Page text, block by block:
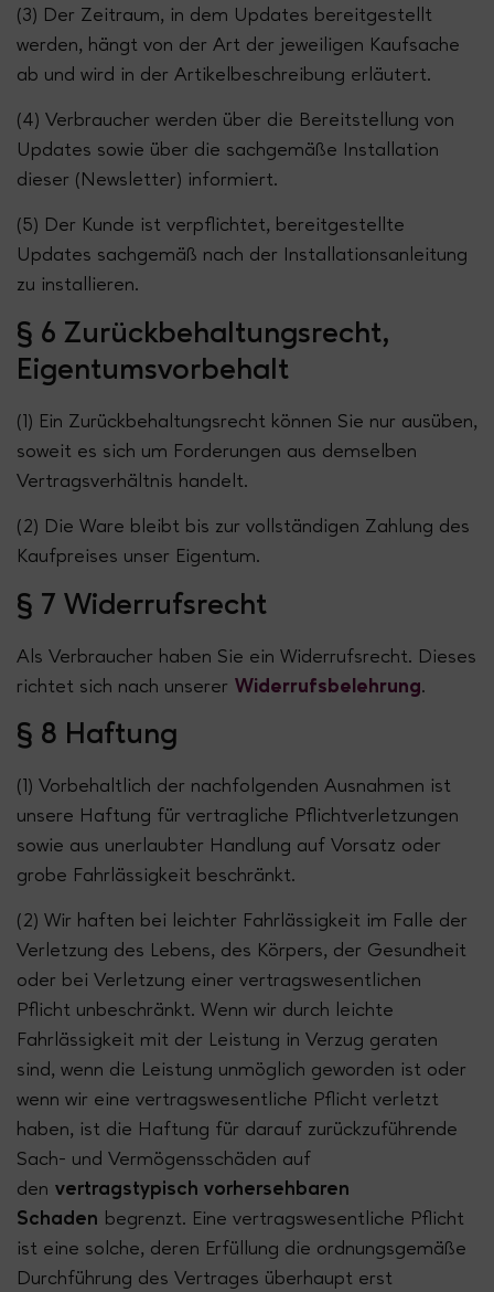
(3) Der Zeitraum, in dem Updates bereitgestellt
werden, hängt von der Art der jeweiligen Kaufsache
ab und wird in der Artikelbeschreibung erläutert.
(4) Verbraucher werden über die Bereitstellung von
Updates sowie über die sachgemäße Installation
dieser (Newsletter) informiert.
(5) Der Kunde ist verpflichtet, bereitgestellte
Updates sachgemäß nach der Installationsanleitung
zu installieren.
§ 6 Zurückbehaltungsrecht,
Eigentumsvorbehalt
(1) Ein Zurückbehaltungsrecht können Sie nur ausüben,
soweit es sich um Forderungen aus demselben
Vertragsverhältnis handelt.
(2) Die Ware bleibt bis zur vollständigen Zahlung des
Kaufpreises unser Eigentum.
§ 7 Widerrufsrecht
Als Verbraucher haben Sie ein Widerrufsrecht. Dieses
richtet sich nach unserer Widerrufsbelehrung.
§ 8 Haftung
(1) Vorbehaltlich der nachfolgenden Ausnahmen ist
unsere Haftung für vertragliche Pflichtverletzungen
sowie aus unerlaubter Handlung auf Vorsatz oder
grobe Fahrlässigkeit beschränkt.
(2) Wir haften bei leichter Fahrlässigkeit im Falle der
Verletzung des Lebens, des Körpers, der Gesundheit
oder bei Verletzung einer vertragswesentlichen
Pflicht unbeschränkt. Wenn wir durch leichte
Fahrlässigkeit mit der Leistung in Verzug geraten
sind, wenn die Leistung unmöglich geworden ist oder
wenn wir eine vertragswesentliche Pflicht verletzt
haben, ist die Haftung für darauf zurückzuführende
Sach- und Vermögensschäden auf
den vertragstypisch vorhersehbaren
Schaden begrenzt. Eine vertragswesentliche Pflicht
ist eine solche, deren Erfüllung die ordnungsgemäße
Durchführung des Vertrages überhaupt erst